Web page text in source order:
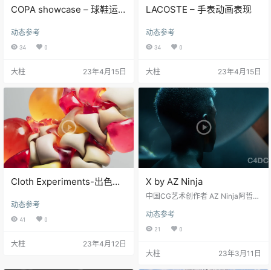
COPA showcase – 球鞋运
动态参考
34 0
大柱 23年4月15日
LACOSTE – 手表动画表现
动态参考
34 0
大柱 23年4月15日
Cloth Experiments-出色的
动态参考
41 0
大柱 23年4月12日
X by AZ Ninja
中国CG艺术创作者 AZ Ninja阿哲
实的非商业性质短片。 “越来越流行
的虚拟现实所产生的虚拟世界让人
眩晕，那么人如何保持自身的平静
考虑到了禅宗 这个心灵寄处。” 创作
动态参考
21 0
大柱 23年3月11日